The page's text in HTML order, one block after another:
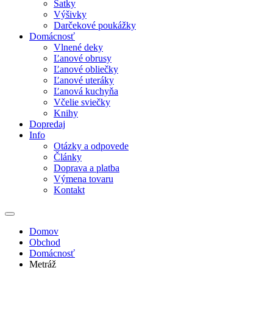
Šatky
Výšivky
Darčekové poukážky
Domácnosť
Vlnené deky
Ľanové obrusy
Ľanové obliečky
Ľanové uteráky
Ľanová kuchyňa
Včelie sviečky
Knihy
Dopredaj
Info
Otázky a odpovede
Články
Doprava a platba
Výmena tovaru
Kontakt
Domov
Obchod
Domácnosť
Metráž